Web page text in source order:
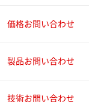
価格お問い合わせ
製品お問い合わせ
技術お問い合わせ